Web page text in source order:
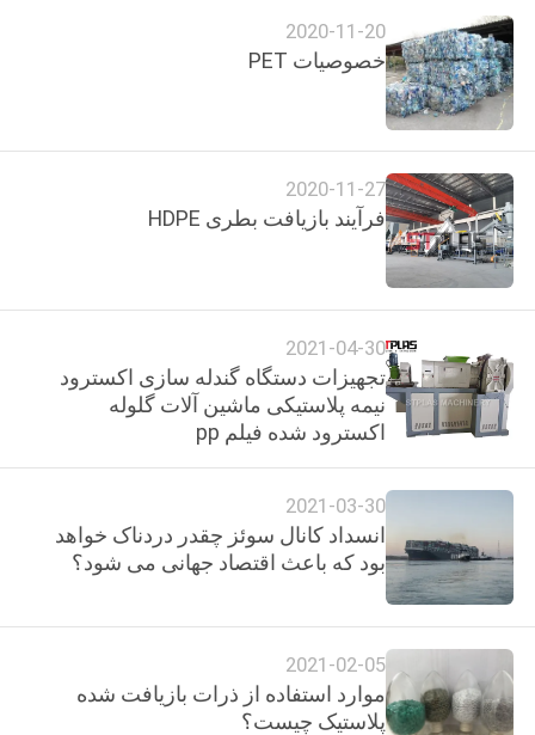
ما
تماس
بگیرید
درخواست
نقل
قول
COMPANY
NEWS
سایت
PRIVACY
POLICY
2020-11-20
خصوصیات PET
2020-11-27
فرآیند بازیافت بطری HDPE
2021-04-30
تجهیزات دستگاه گندله سازی اکسترود
نیمه پلاستیکی ماشین آلات گلوله
اکسترود شده فیلم pp
2021-03-30
انسداد کانال سوئز چقدر دردناک خواهد
بود که باعث اقتصاد جهانی می شود؟
2021-02-05
موارد استفاده از ذرات بازیافت شده
پلاستیک چیست؟